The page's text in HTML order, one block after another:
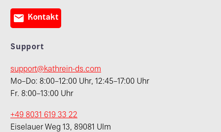
 Kontakt
Support
support@kathrein-ds.com
Mo–Do: 8:00–12:00 Uhr, 12:45–17:00 Uhr
Fr. 8:00–13:00 Uhr
+49 8031 619 33 22
Eiselauer Weg 13, 89081 Ulm